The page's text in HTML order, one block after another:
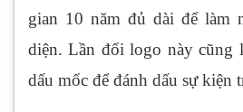
gian 10 năm đủ dài để làm
diện. Lần đổi logo này cũng
dấu mốc để đánh dấu sự kiện